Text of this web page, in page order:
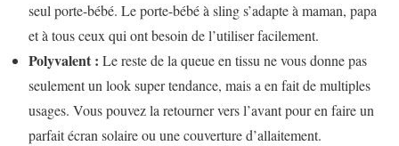
seul porte-bébé. Le porte-bébé à sling s’adapte à maman, papa
et à tous ceux qui ont besoin de l’utiliser facilement.
Polyvalent : Le reste de la queue en tissu ne vous donne pas
seulement un look super tendance, mais a en fait de multiples
usages. Vous pouvez la retourner vers l’avant pour en faire un
parfait écran solaire ou une couverture d’allaitement.